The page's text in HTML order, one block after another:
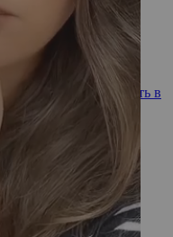
помогут сходить в